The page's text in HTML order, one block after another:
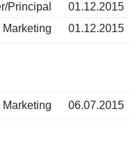
Principal
01.12.2015
01.12.2015
06.07.2015